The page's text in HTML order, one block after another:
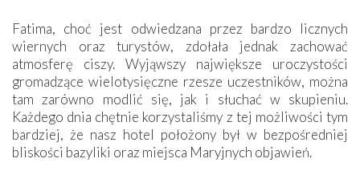
Fatima, choć jest odwiedzana przez bardzo licznych
wiernych oraz turystów, zdołała jednak zachować
atmosferę ciszy. Wyjąwszy największe uroczystości
gromadzące wielotysięczne rzesze uczestników, można
tam zarówno modlić się, jak i słuchać w skupieniu.
Każdego dnia chętnie korzystaliśmy z tej możliwości tym
bardziej, że nasz hotel położony był w bezpośredniej
bliskości bazyliki oraz miejsca Maryjnych objawień.